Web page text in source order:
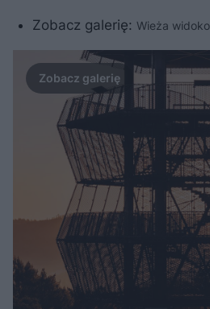
Zobacz galerię: Wieża